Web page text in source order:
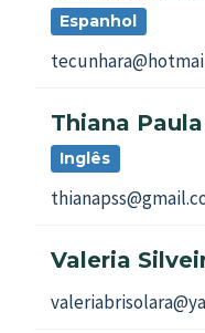
Espanhol
Thiana
Inglês
Valeria